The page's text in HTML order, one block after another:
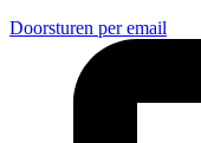
Doorsturen per email